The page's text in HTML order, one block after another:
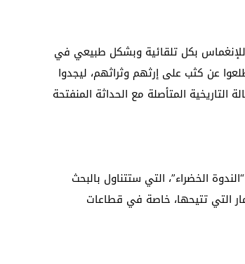
بكل تلقائية وبشكل طبيعي في
عن كثب على إرثهم وثراثهم، ليجدوا
المتأصلة مع الحداثة المنفتحة
الخضراء”، التي ستتناول بالبحث
التي تتيحها، خاصة في قطاعات